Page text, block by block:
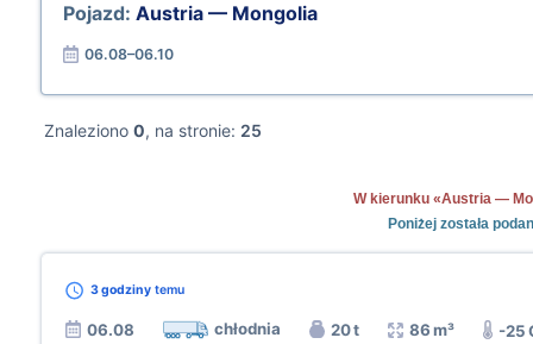
Pojazd: Austria — Mongolia
06.08–06.10
Znaleziono 0, na stronie: 25
W kierunku «Austria —
Poniżej została
3 godziny temu
06.08 chłodnia 20 t 86 m³ -25